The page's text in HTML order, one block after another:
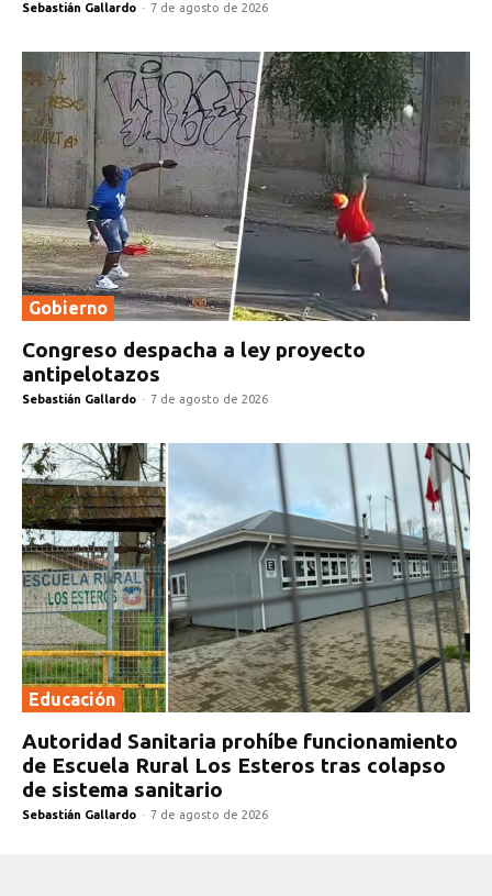
Sebastián Gallardo - 7 de agosto de 2026
Gobierno
Congreso despacha a ley proyecto
antipelotazos
Sebastián Gallardo - 7 de agosto de 2026
Educación
Autoridad Sanitaria prohíbe funcionamiento
de Escuela Rural Los Esteros tras colapso
de sistema sanitario
Sebastián Gallardo - 7 de agosto de 2026